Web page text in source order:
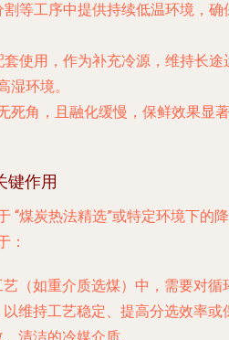
割等工序中提供持续低温环境，确
套使用，作为补充冷源，维持长途
湿环境。
死角，且融化缓慢，保鲜效果显著
键作用
“煤炭热法精选”或特定环境下的降
：
艺（如重介质选煤）中，需要对循
维持工艺稳定、提高分选效率或